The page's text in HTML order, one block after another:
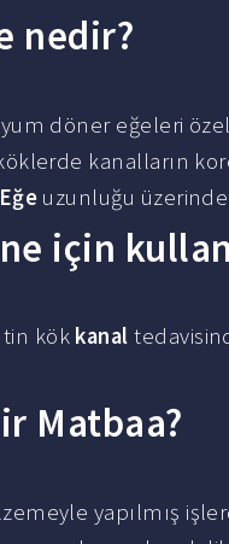
nedir?
döner eğeleri
kanalların
Eğe uzunluğu
için
kök kanal
Matbaa?
yapılmış